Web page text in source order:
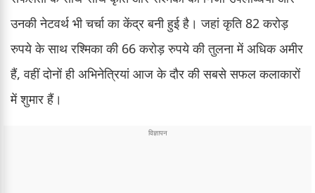
उनकी नेटवर्थ भी चर्चा का केंद्र बनी हुई है। जहां कृति 82 करोड़
रुपये के साथ रश्मिका की 66 करोड़ रुपये की तुलना में अधिक अमीर
हैं, वहीं दोनों ही अभिनेत्रियां आज के दौर की सबसे सफल कलाकारों
में शुमार हैं।